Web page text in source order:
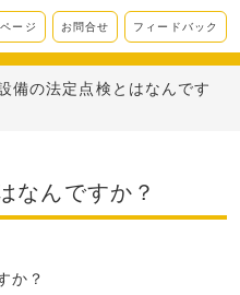
ージ お問合せ フィードバック
備の法定点検とはなんです
なんですか？
か？